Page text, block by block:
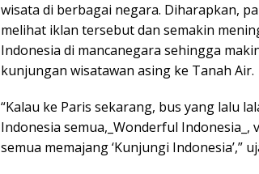
wisata di berbagai negara. Diharapkan,
melihat iklan tersebut dan semakin
Indonesia di mancanegara sehingga
kunjungan wisatawan asing ke Tanah Air.
“Kalau ke Paris sekarang, bus yang lalu
Indonesia semua,_Wonderful Indonesia_,
semua memajang ‘Kunjungi Indonesia’,”